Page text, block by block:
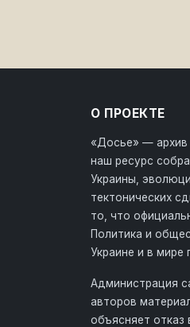
О ПРОЕКТЕ
«Досье» — архив
наш ресурс
Украины,
тектонических
то, что
Политика и
Украине и в мире
Администрация
авторов
объясняет отказ